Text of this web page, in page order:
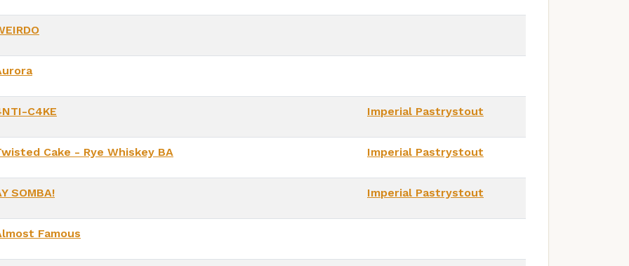
C4KE Imperial Pastrystout
Cake - Rye Whiskey BA Imperial Pastrystout
SOMBA! Imperial Pastrystout
Famous